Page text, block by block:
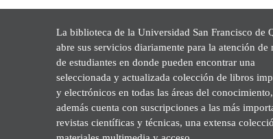
La biblioteca de la Universidad San Francisco de
abre sus servicios diariamente para la atención de
de estudiantes en donde pueden encontrar una
seleccionada y actualizada colección de libros
y electrónicos en todas las áreas del conocimiento,
además cuenta con suscripciones a las más
revistas científicas y técnicas, una extensa